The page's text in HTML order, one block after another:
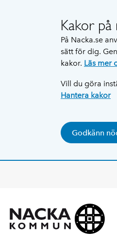
Kakor på
På Nacka.se
sätt för dig.
kakor. Läs mer
Vill du göra
Hantera kakor
Godkänn